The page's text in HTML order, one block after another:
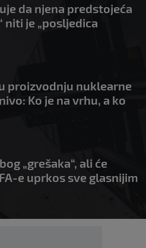
da njena predstojeća
niti je „posljedica
proizvodnju nuklearne
Ko je na vrhu, a ko
„grešaka“, ali će
e uprkos sve glasnijim